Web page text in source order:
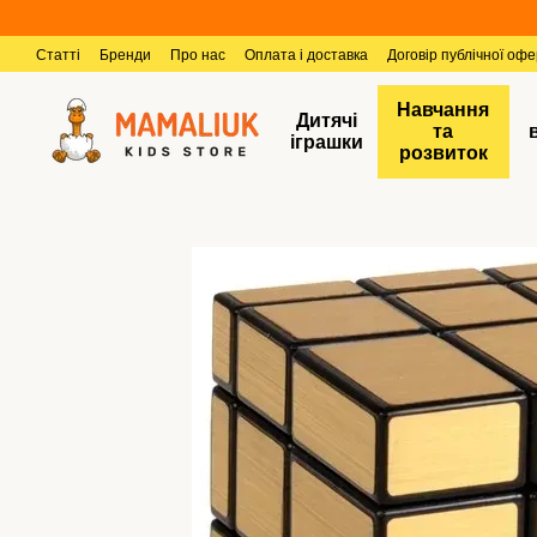
Статті Бренди Про нас Оплата і доставка Договір публічної
Дитячі
іграшки
Навчання
та
розвиток